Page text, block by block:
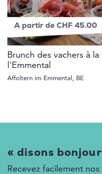
A partir de CHF 45.00
Brunch des vachers à
l'Emmental
Affoltern im Emmental, BE
« disons bonjour
Recevez facilement